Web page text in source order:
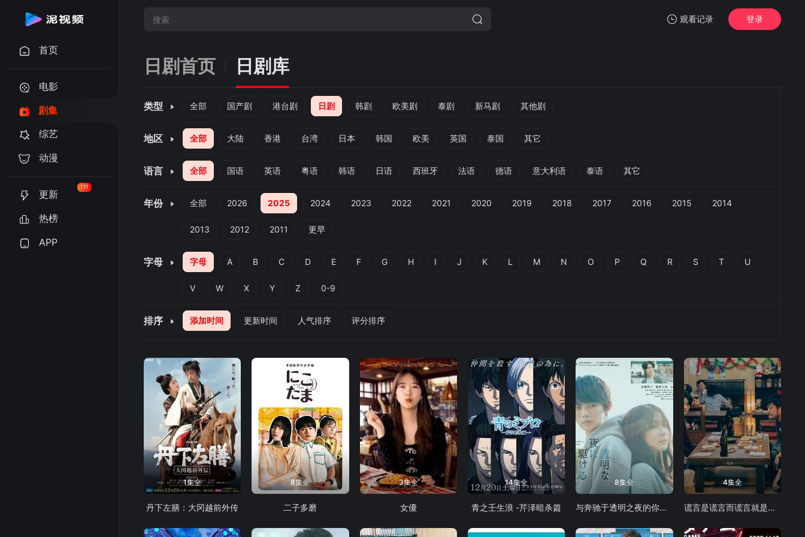
观看记录 登录
首页
电影
剧集
综艺
动漫
更新
111
热榜
APP
日剧首页 日剧库
类型 全部 国产剧 港台剧 日剧 韩剧 欧美剧 泰剧 新马剧 其他剧
地区 全部 大陆 香港 台湾 日本 韩国 欧美 英国 泰国 其它
语言 全部 国语 英语 粤语 韩语 日语 西班牙 法语 德语 意大利语 泰语 其它
年份 全部 2026 2025 2024 2023 2022 2021 2020 2019 2018 2017 2016 2015 2014
2013 2012 2011 更早
字母 字母 A B C D E F G H I J K L M N O P Q R S T U
V W X Y Z 0-9
排序 添加时间 更新时间 人气排序 评分排序
1集全
丹下左膳：大冈越前外传
8集全
二子多磨
3集全
女優
14集全
青之壬生浪 -芹泽暗杀篇
8集全
与奔驰于透明之夜的你，谈一场看不见的恋爱。
4集全
谎言是谎言而谎言就是谎言